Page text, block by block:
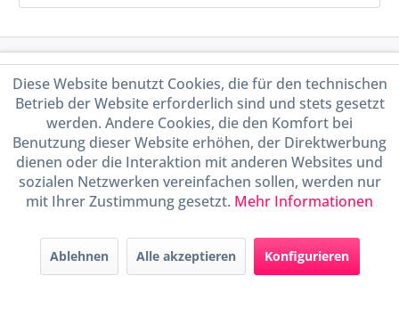
Service Hotline
Shop Service
Informationen
Handel mit BIO-Weinen
durch DE-ÖKO-009
Diese Website benutzt Cookies, die für den technischen
Betrieb der Website erforderlich sind und stets gesetzt
werden. Andere Cookies, die den Komfort bei
Benutzung dieser Website erhöhen, der Direktwerbung
dienen oder die Interaktion mit anderen Websites und
sozialen Netzwerken vereinfachen sollen, werden nur
mit Ihrer Zustimmung gesetzt. Mehr Informationen
Ablehnen Alle akzeptieren Konfigurieren